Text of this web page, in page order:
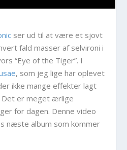
ser ud til at være et sjovt
fald masser af selvironi i
“Eye of the Tiger”. I
, som jeg lige har oplevet
ikke mange effekter lagt
Det er meget ærlige
for dagen. Denne video
næste album som kommer